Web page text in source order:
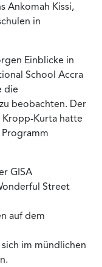
Ankomah Kissi,
in
Einblicke in
School Accra
die
beobachten. Der
Kurta hatte
GISA
Street
auf dem
im mündlichen